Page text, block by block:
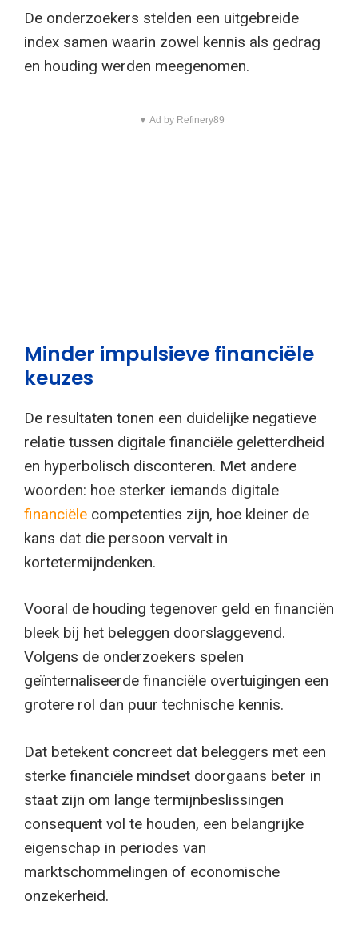
De onderzoekers stelden een uitgebreide
index samen waarin zowel kennis als gedrag
en houding werden meegenomen.
▼ Ad by Refinery89
Minder impulsieve financiële
keuzes
De resultaten tonen een duidelijke negatieve
relatie tussen digitale financiële geletterdheid
en hyperbolisch disconteren. Met andere
woorden: hoe sterker iemands digitale
financiële competenties zijn, hoe kleiner de
kans dat die persoon vervalt in
kortetermijndenken.
Vooral de houding tegenover geld en financiën
bleek bij het beleggen doorslaggevend.
Volgens de onderzoekers spelen
geïnternaliseerde financiële overtuigingen een
grotere rol dan puur technische kennis.
Dat betekent concreet dat beleggers met een
sterke financiële mindset doorgaans beter in
staat zijn om lange termijnbeslissingen
consequent vol te houden, een belangrijke
eigenschap in periodes van
marktschommelingen of economische
onzekerheid.